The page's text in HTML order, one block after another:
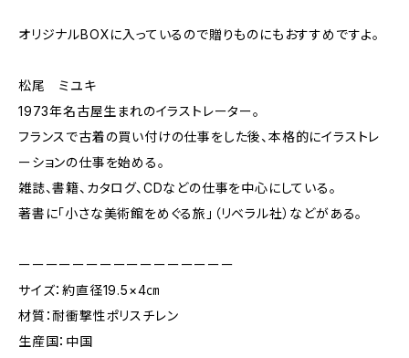
オリジナルBOXに入っているので贈りものにもおすすめですよ。
松尾 ミユキ
1973年名古屋生まれのイラストレーター。
フランスで古着の買い付けの仕事をした後、本格的にイラストレ
ーションの仕事を始める。
雑誌、書籍、カタログ、CDなどの仕事を中心にしている。
著書に「小さな美術館をめぐる旅」（リベラル社）などがある。
ーーーーーーーーーーーーーーーー
サイズ：約直径19.5×4㎝
材質：耐衝撃性ポリスチレン
生産国：中国